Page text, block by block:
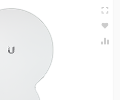
PTP Backhaul
Yaz